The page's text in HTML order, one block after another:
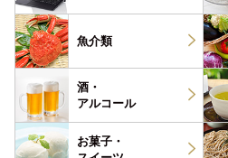
魚介類
酒・
アルコール
お菓子・